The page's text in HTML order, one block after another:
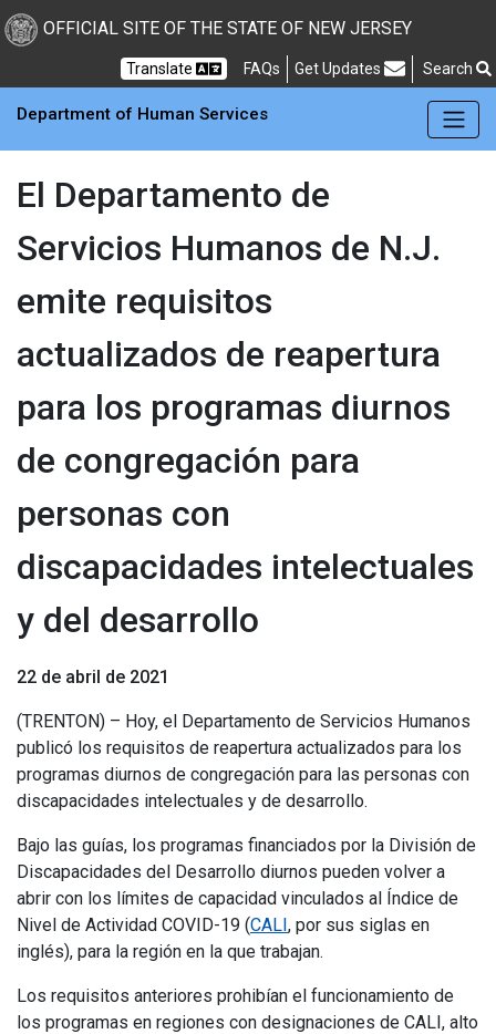
New Jersey
Skip to main Content
OFFICIAL SITE OF THE STATE OF NEW JERSEY
Translate FAQs Frequently Asked Questions
Get Updates Search
Department of Human Services
El Departamento de
Servicios Humanos de N.J.
emite requisitos
actualizados de reapertura
para los programas diurnos
de congregación para
personas con
discapacidades intelectuales
y del desarrollo
22 de abril de 2021
(TRENTON) – Hoy, el Departamento de Servicios Humanos
publicó los requisitos de reapertura actualizados para los
programas diurnos de congregación para las personas con
discapacidades intelectuales y de desarrollo.
Bajo las guías, los programas financiados por la División de
Discapacidades del Desarrollo diurnos pueden volver a
abrir con los límites de capacidad vinculados al Índice de
Nivel de Actividad COVID-19 (CALI, por sus siglas en
inglés), para la región en la que trabajan.
Los requisitos anteriores prohibían el funcionamiento de
los programas en regiones con designaciones de CALI, alto